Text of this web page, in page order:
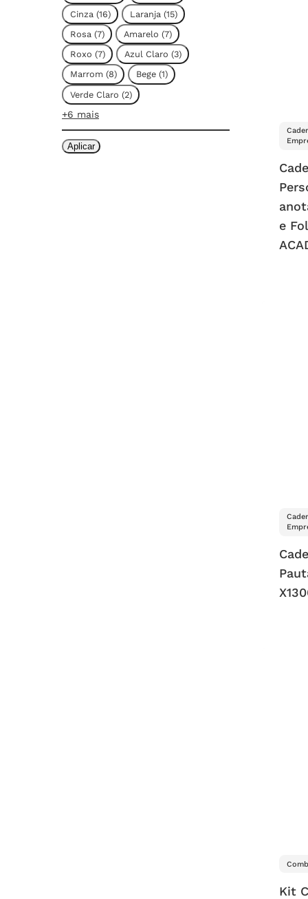
Cinza (16 ) Laranja (15 )
Rosa (7 ) Amarelo (7 )
Roxo (7 ) Azul Claro (3 )
Marrom (8 ) Bege (1 )
Verde Claro (2 )
+6 mais
Aplicar
e
Kit